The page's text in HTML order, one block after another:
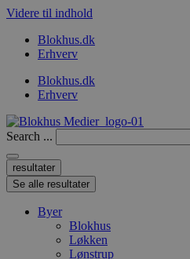
Videre til indhold
Blokhus.dk
Erhverv
Blokhus.dk
Erhverv
Search ...
resultater
Se alle resultater
Byer
Blokhus
Løkken
Lønstrup